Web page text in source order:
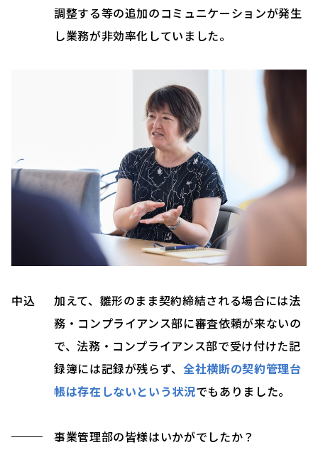
調整する等の追加のコミュニケーションが発生
し業務が非効率化していました。
中込
加えて、雛形のまま契約締結される場合には法
務・コンプライアンス部に審査依頼が来ないの
で、法務・コンプライアンス部で受け付けた記
録簿には記録が残らず、全社横断の契約管理台
帳は存在しないという状況でもありました。
事業管理部の皆様はいかがでしたか？